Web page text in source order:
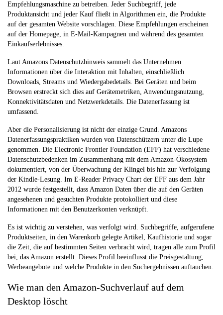
Empfehlungsmaschine zu betreiben. Jeder Suchbegriff, jede
Produktansicht und jeder Kauf fließt in Algorithmen ein, die Produkte
auf der gesamten Website vorschlagen. Diese Empfehlungen erscheinen
auf der Homepage, in E-Mail-Kampagnen und während des gesamten
Einkaufserlebnisses.
Laut Amazons Datenschutzhinweis sammelt das Unternehmen
Informationen über die Interaktion mit Inhalten, einschließlich
Downloads, Streams und Wiedergabedetails. Bei Geräten und beim
Browsen erstreckt sich dies auf Gerätemetriken, Anwendungsnutzung,
Konnektivitätsdaten und Netzwerkdetails. Die Datenerfassung ist
umfassend.
Aber die Personalisierung ist nicht der einzige Grund. Amazons
Datenerfassungspraktiken wurden von Datenschützern unter die Lupe
genommen. Die Electronic Frontier Foundation (EFF) hat verschiedene
Datenschutzbedenken im Zusammenhang mit dem Amazon-Ökosystem
dokumentiert, von der Überwachung der Klingel bis hin zur Verfolgung
der Kindle-Lesung. Im E-Reader Privacy Chart der EFF aus dem Jahr
2012 wurde festgestellt, dass Amazon Daten über die auf den Geräten
angesehenen und gesuchten Produkte protokolliert und diese
Informationen mit den Benutzerkonten verknüpft.
Es ist wichtig zu verstehen, was verfolgt wird. Suchbegriffe, aufgerufene
Produktseiten, in den Warenkorb gelegte Artikel, Kaufhistorie und sogar
die Zeit, die auf bestimmten Seiten verbracht wird, tragen alle zum Profil
bei, das Amazon erstellt. Dieses Profil beeinflusst die Preisgestaltung,
Werbeangebote und welche Produkte in den Suchergebnissen auftauchen.
Wie man den Amazon-Suchverlauf auf dem
Desktop löscht